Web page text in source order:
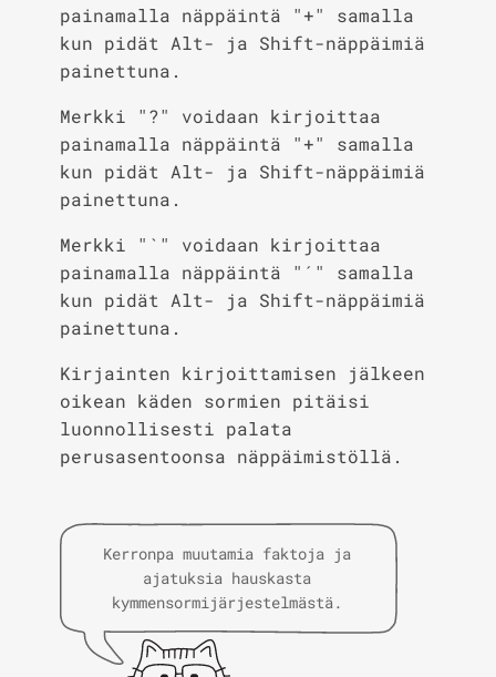
painamalla näppäintä "+" samalla
kun pidät Alt- ja Shift-näppäimiä
painettuna.
Merkki "?" voidaan kirjoittaa
painamalla näppäintä "+" samalla
kun pidät Alt- ja Shift-näppäimiä
painettuna.
Merkki "`" voidaan kirjoittaa
painamalla näppäintä "´" samalla
kun pidät Alt- ja Shift-näppäimiä
painettuna.
Kirjainten kirjoittamisen jälkeen
oikean käden sormien pitäisi
luonnollisesti palata
perusasentoonsa näppäimistöllä.
Kerronpa muutamia faktoja ja
ajatuksia hauskasta
kymmensormijärjestelmästä.